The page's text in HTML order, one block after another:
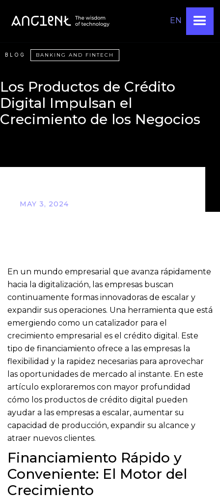
EN
BLOG BANKING AND FINTECH
Los Productos de Crédito
Digital Impulsan el
Crecimiento de los Negocios
MAY 3, 2024
En un mundo empresarial que avanza rápidamente
hacia la digitalización, las empresas buscan
continuamente formas innovadoras de escalar y
expandir sus operaciones. Una herramienta que está
emergiendo como un catalizador para el
crecimiento empresarial es el crédito digital. Este
tipo de financiamiento ofrece a las empresas la
flexibilidad y la rapidez necesarias para aprovechar
las oportunidades de mercado al instante. En este
artículo exploraremos con mayor profundidad
cómo los productos de crédito digital pueden
ayudar a las empresas a escalar, aumentar su
capacidad de producción, expandir su alcance y
atraer nuevos clientes.
Financiamiento Rápido y
Conveniente: El Motor del
Crecimiento